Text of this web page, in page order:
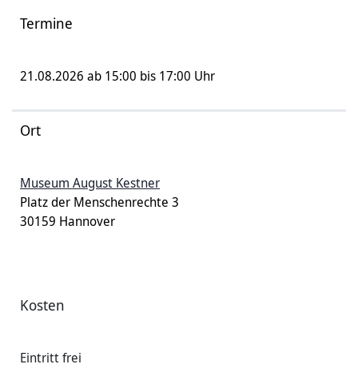
Termine
21.08.2026 ab 15:00 bis 17:00 Uhr
Ort
Museum August Kestner
Platz der Menschenrechte 3
30159 Hannover
Kosten
Eintritt frei